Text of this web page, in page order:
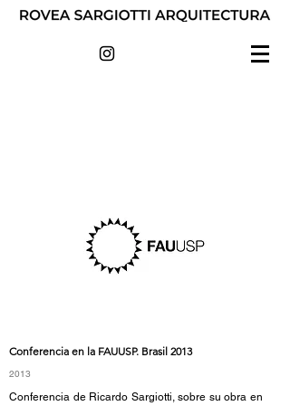
Conferencia en la FAUUSP. Brasil 2013
2013
Conferencia de Ricardo Sargiotti, sobre su obra en